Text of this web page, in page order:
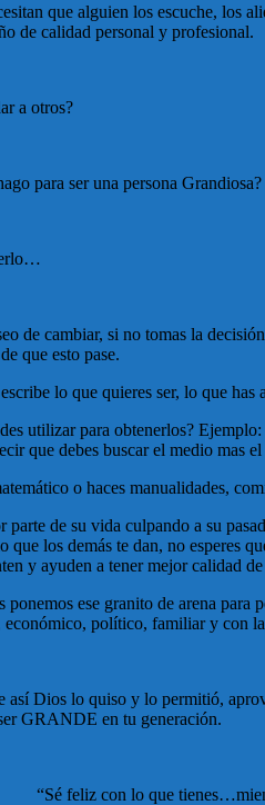
que alguien los escuche, los
de calidad personal y profesional.
a otros?
para ser una persona Grandiosa?
de cambiar, si no tomas la
que esto pase.
lo que quieres ser, lo que
utilizar para obtenerlos?
que debes buscar el medio mas
o haces manualidades,
parte de su vida culpando a su
los demás te dan, no esperes
y ayuden a tener mejor calidad
ponemos ese granito de arena para
económico, político, familiar y con
así Dios lo quiso y lo permitió,
GRANDE en tu generación.
“Sé feliz con lo que